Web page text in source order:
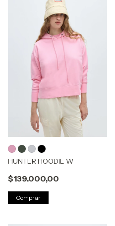
HUNTER HOODIE W
$139.000,00
Comprar